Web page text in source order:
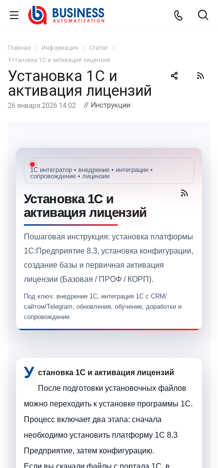
Главная Информация
Статьи
Установка 1С и активация лицензий
Установка 1С и
активация лицензий
26 января 2026 14:02 // Инструкции
1С интегратор • внедрение • интеграции •
сопровождение • лицензии
Установка 1С и
активация лицензий
Пошаговая инструкция: установка платформы
1С:Предприятие 8.3, установка конфигурации,
создание базы и первичная активация
лицензии (Базовая / ПРОФ / КОРП).
Под ключ: внедрение 1С, интеграция 1С с CRM/
сайтом/Telegram, обновления, обучение, доработки и
сопровождение.
У становка 1С и активация лицензий
После подготовки установочных файлов
можно переходить к установке программы 1С.
Процесс включает два этапа: сначала
необходимо установить платформу 1С 8.3
Предприятие, затем конфигурацию.
Если вы скачали файлы с портала 1C, в